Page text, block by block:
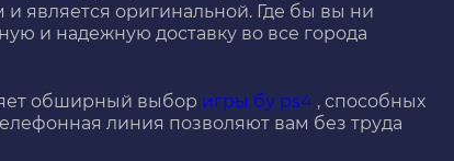
является оригинальной. Где бы вы ни
и надежную доставку во все города
обширный выбор игры бу ps4 , способных
линия позволяют вам без труда